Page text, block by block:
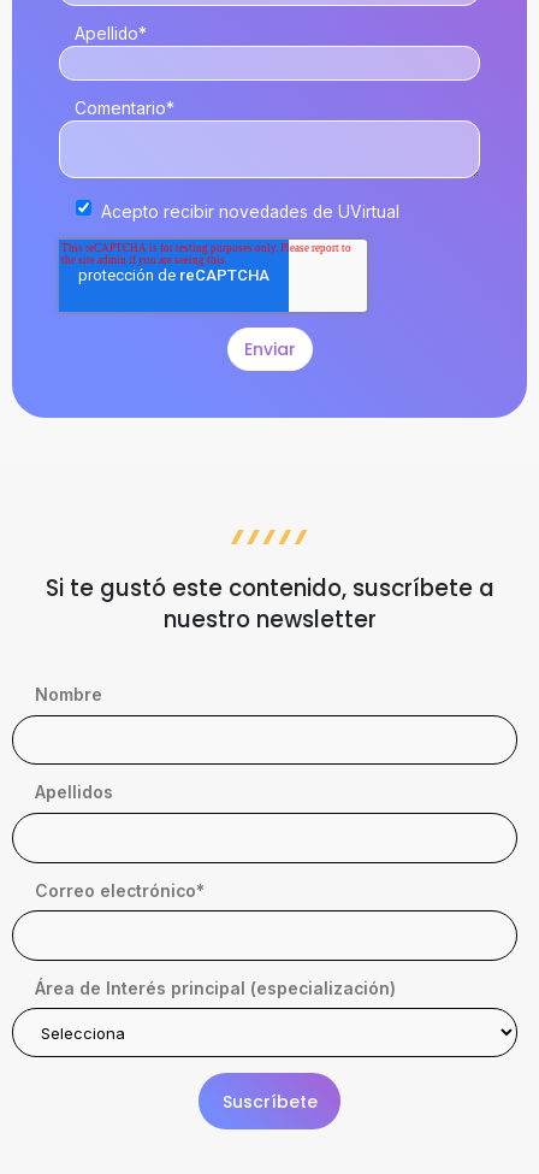
Apellido*
Comentario*
Acepto recibir novedades de UVirtual
Si te gustó este contenido, suscríbete a
nuestro newsletter
Nombre
Apellidos
Correo electrónico*
Área de Interés principal (especialización)